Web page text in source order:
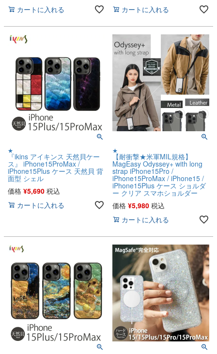
カートに入れる
カートに入れる
★
『ikins アイキンス 天然貝ケー
ス』 iPhone15ProMax /
iPhone15Plus ケース 天然貝 背
面型 シェル
価格 ¥5,690 税込
カートに入れる
★
【耐衝撃★米軍MIL規格】
MagEasy Odyssey+ with long
strap iPhone15Pro /
iPhone15ProMax / iPhone15 /
iPhone15Plus ケース ショルダ
ー クリア スマホショルダー
価格 ¥5,980 税込
カートに入れる